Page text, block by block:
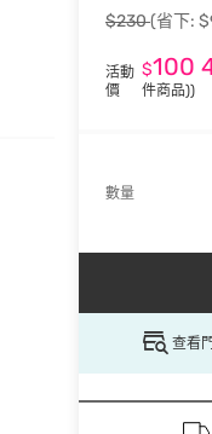
$230(省下:
活動
價
$100
件商品))
數量
查看